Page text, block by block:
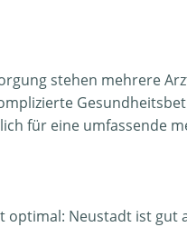
stehen mehrere
für eine umfassende
optimal: Neustadt ist gut